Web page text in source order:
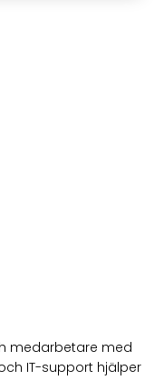
medarbetare med
IT-support hjälper